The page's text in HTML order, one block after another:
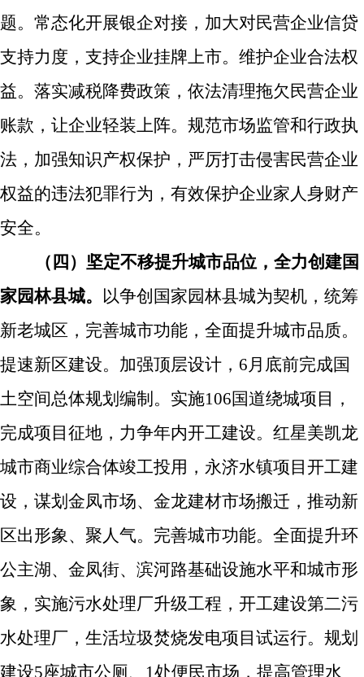
题。常态化开展银企对接，加大对民营企业信贷
支持力度，支持企业挂牌上市。 维护企业合法权
益。 落实减税降费政策，依法清理拖欠民营企业
账款， 让企业轻装上阵。规范市场监管和行政执
法，加强知识产权保护，严厉打击侵害民营企业
权益的违法犯罪行为，有效保护企业家人身财产
安全。
（四）坚定不移提升城市品位， 全力创建国
家园林县城。 以争创国家园林县城为契机，统筹
新老城区，完善城市功能，全面提升城市品质。
提速新区建设。 加强顶层设计， 6月底前完成国
土空间总体规划编制。实施106国道绕城项目，
完成项目征地，力争年内开工建设。 红星美凯龙
城市商业综合体竣工投用，永济水镇项目开工建
设，谋划金凤市场、金龙建材市场搬迁，推动新
区出形象、聚人气。 完善城市功能。 全面提升环
公主湖、金凤街、滨河路基础设施水平和城市形
象，实施污水处理厂升级工程，开工建设第二污
水处理厂，生活垃圾焚烧发电项目试运行。规划
建设5座城市公厕、 1处便民市场，提高管理水